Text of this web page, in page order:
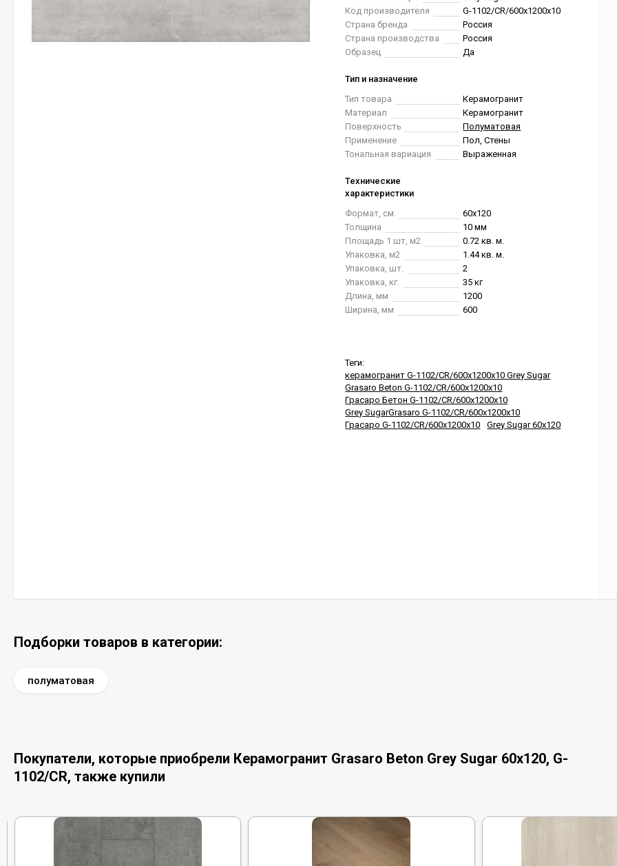
Код производителя
G-1102/CR/600x1200x10
Страна бренда
Россия
Страна производства
Россия
Образец
Да
Тип и назначение
Тип товара
Керамогранит
Материал
Керамогранит
Поверхность
Полуматовая
Применение
Пол, Стены
Тональная вариация
Выраженная
Технические
характеристики
Формат, см.
60x120
Толщина
10 мм
Площадь 1 шт, м2
0.72 кв. м.
Упаковка, м2
1.44 кв. м.
Упаковка, шт.
2
Упаковка, кг.
35 кг
Длина, мм
1200
Ширина, мм
600
Теги:
керамогранит G-1102/CR/600x1200x10 Grey Sugar
Grasaro Beton G-1102/CR/600x1200x10
Грасаро Бетон G-1102/CR/600x1200x10
Grey SugarGrasaro G-1102/CR/600x1200x10
Грасаро G-1102/CR/600x1200x10
Grey Sugar 60x120
Подборки товаров в категории:
полуматовая
Покупатели, которые приобрели Керамогранит Grasaro Beton Grey Sugar 60x120, G-
1102/CR, также купили